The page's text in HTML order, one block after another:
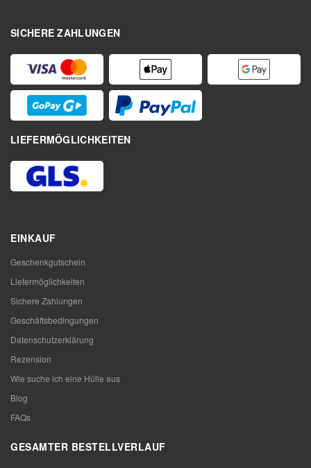
SICHERE ZAHLUNGEN
LIEFERMÖGLICHKEITEN
EINKAUF
Geschenkgutschein
Liefermöglichkeiten
Sichere Zahlungen
Geschäftsbedingungen
Datenschutzerklärung
Rezension
Wie suche ich eine Hülle aus
Blog
FAQs
GESAMTER BESTELLVERLAUF